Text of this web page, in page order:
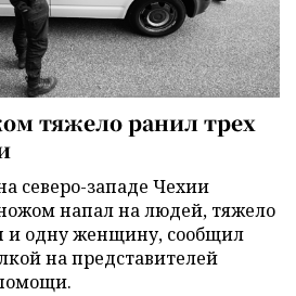
тяжело ранил трех
северо-западе Чехии
напал на людей, тяжело
и одну женщину, сообщил
на представителей